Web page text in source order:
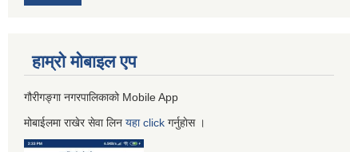
हाम्रो माेबाइल एप
गौरीगङ्गा नगरपालिकाको Mobile App
मोबाईलमा राखेर सेवा लिन यहाclick गर्नुहाेस ।